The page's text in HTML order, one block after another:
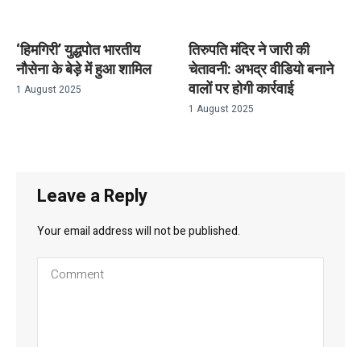
‘हिमगिरी’ युद्धपोत भारतीय
नौसेना के बेड़े में हुआ शामिल
1 August 2025
तिरुपति मंदिर ने जारी की
चेतावनी: अभद्र वीडियो बनाने
वालों पर होगी कार्रवाई
1 August 2025
Leave a Reply
Your email address will not be published.